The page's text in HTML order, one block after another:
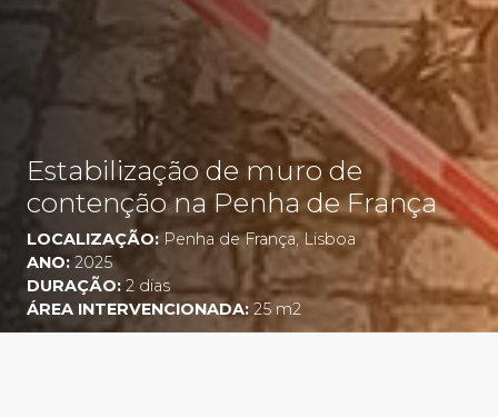
Estabilização de muro de
contenção na Penha de França
LOCALIZAÇÃO: Penha de França, Lisboa
ANO: 2025
DURAÇÃO: 2 dias
ÁREA INTERVENCIONADA: 25 m2